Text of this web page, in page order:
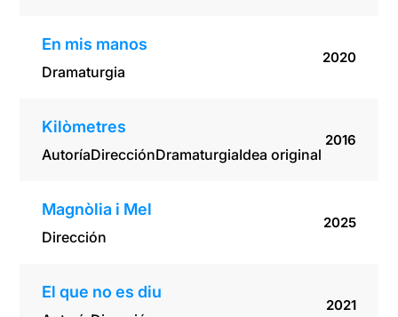
En mis manos
Dramaturgia
2020
Kilòmetres
AutoríaDirecciónDramaturgiaIdea original
2016
Magnòlia i Mel
Dirección
2025
El que no es diu
2021